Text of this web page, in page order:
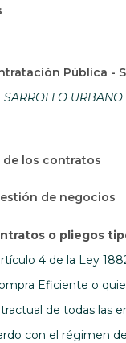
Pública -
de los contratos
de negocios
o pliegos
4 de la Ley
Eficiente o
de todas las
con el régimen